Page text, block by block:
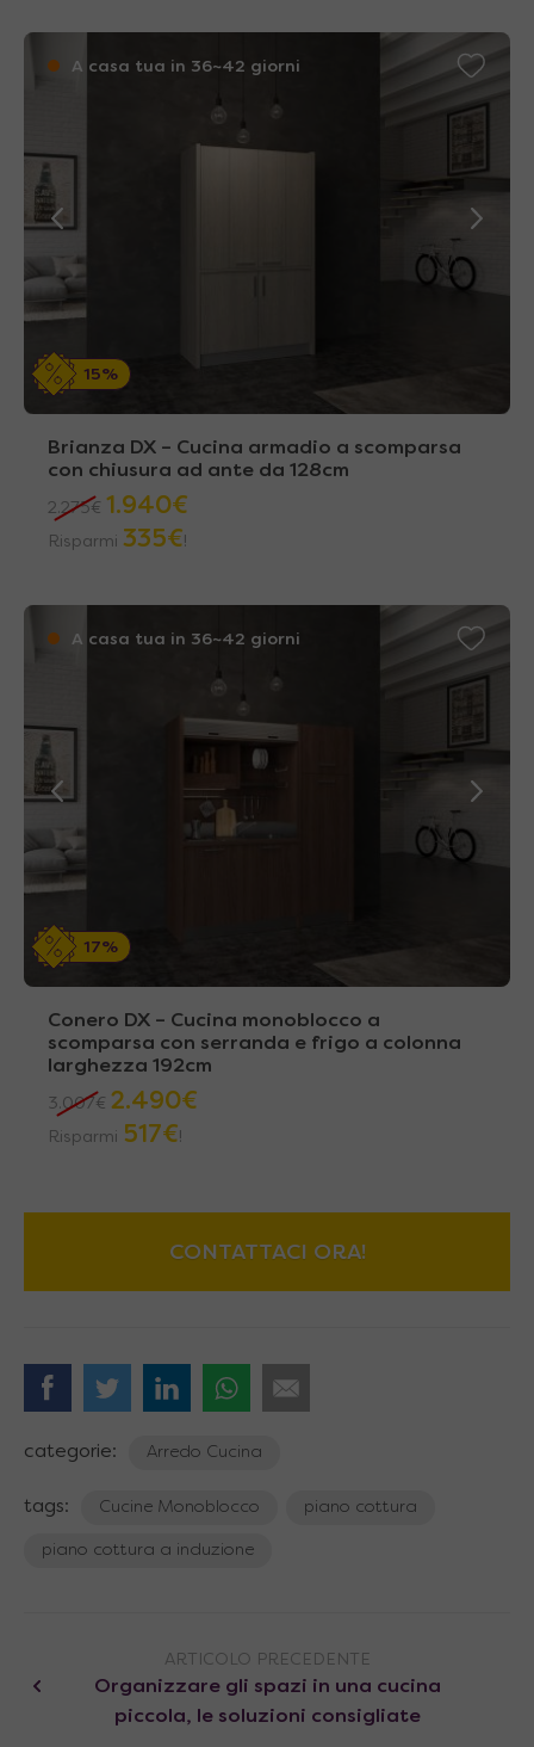
A casa tua in 36~42 giorni
15%
Brianza DX – Cucina armadio a scomparsa
con chiusura ad ante da 128cm
2.275€ 1.940€
Risparmi 335€!
A casa tua in 36~42 giorni
17%
Conero DX – Cucina monoblocco a
scomparsa con serranda e frigo a colonna
larghezza 192cm
3.007 € 2.490€
Risparmi 517€!
CONTATTACI ORA!
categorie: Arredo Cucina
tags: Cucine Monoblocco piano cottura
piano cottura a induzione
ARTICOLO PRECEDENTE
Organizzare gli spazi in una cucina
piccola, le soluzioni consigliate